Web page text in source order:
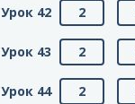
Урок 42 2
Урок 43 2
Урок 44 2